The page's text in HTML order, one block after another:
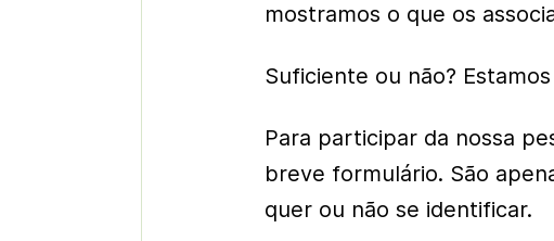
mostramos o que os
Suficiente ou não?
Para participar da nossa
breve formulário. São
quer ou não se identificar.